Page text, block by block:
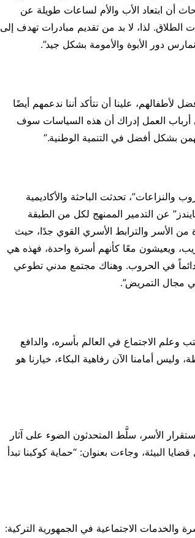
أن ابتعاد الأب والأم لساعات طويلة عن
لذا، لا بد من تقديم مبادرات تهدف إلى
دور الأبوة والأمومة بشكل جيد”.
علينا أن نتأكد أننا ندعمهم أيضًا
أرباب العمل إدراك أن هذه السياسات سوف
بشكل أفضل في التنمية الوطنية.”
تحدثت الباحثة والأكاديمية
عن التدمير الممنهج لكل من الطبقة
الأسر والترابط الأسري القوي جدًا، حيث
ويعيشون معًا كأنهم أسرة واحدة، فهذه هي
في الحروب. وهناك مجتمع مدني تطوعي
مجال التمريض”.
الاجتماع في العالم بأسره، والدافع
أمامنا الآن رفاهية البكاء، خيارنا هو
الأسر، سلَّط المتحدثون الضوء على آثار
البيئة، وجاءت بعنوان: “حماية كوكبنا تبدأ
والخدمات الاجتماعية في الجمهورية التركية: